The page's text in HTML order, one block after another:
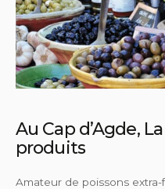
Au Cap d’Agde,
produits
Amateur de poissons